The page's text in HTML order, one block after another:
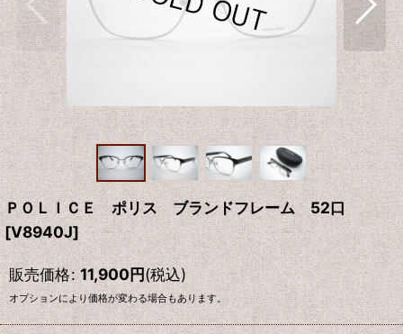
ＰＯＬＩＣＥ ポリス ブランドフレーム 52口
[V8940J]
販売価格: 11,900円(税込)
オプションにより価格が変わる場合もあります。